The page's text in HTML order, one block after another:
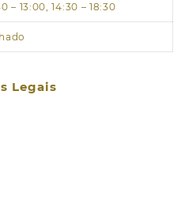
– 13:00, 14:30 – 18:30
Legais